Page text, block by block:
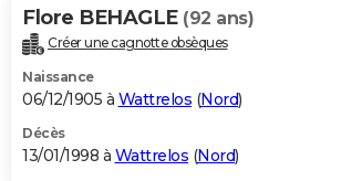
Flore BEHAGLE (92 ans)
Créer une cagnotte obsèques
Naissance
06/12/1905 à Wattrelos (Nord)
Décès
13/01/1998 à Wattrelos (Nord)